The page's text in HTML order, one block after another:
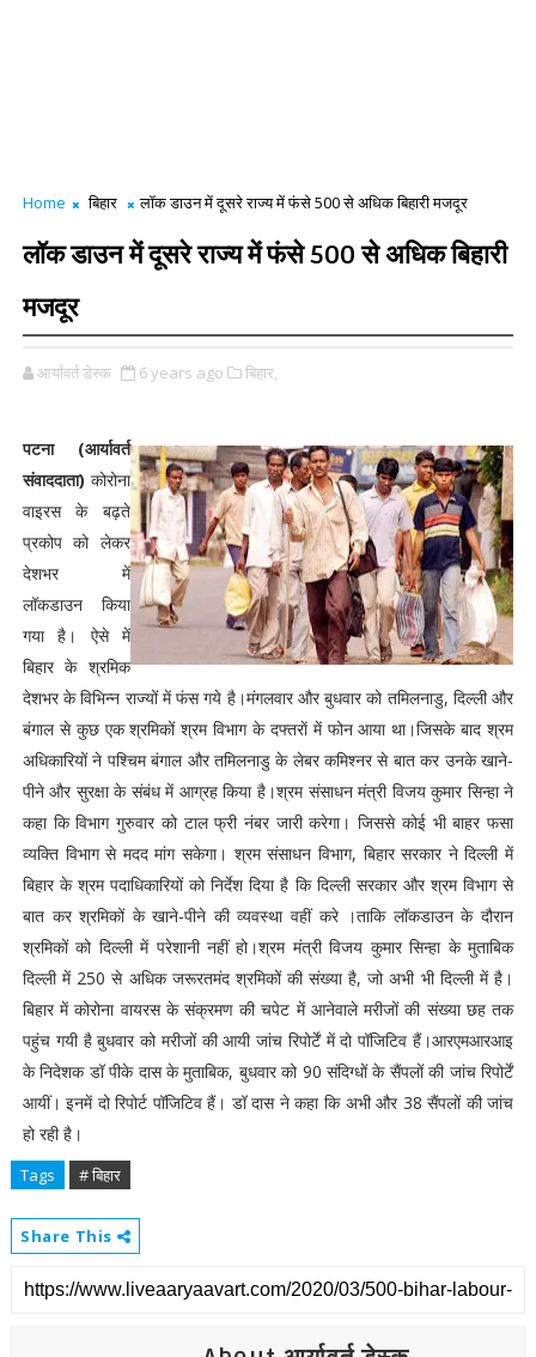
Home बिहार लॉक डाउन में दूसरे राज्य में फंसे 500 से अधिक बिहारी मजदूर
लॉक डाउन में दूसरे राज्य में फंसे 500 से अधिक बिहारी
मजदूर
आर्यावर्त डेस्क 6 years ago बिहार,
पटना (आर्यावर्त
संवाददाता) कोरोना
वाइरस के बढ़ते
प्रकोप को लेकर
देशभर में
लॉकडाउन किया
गया है। ऐसे में
बिहार के श्रमिक
देशभर के विभिन्न राज्यों में फंस गये है।मंगलवार और बुधवार को तमिलनाडु, दिल्ली और
बंगाल से कुछ एक श्रमिकों श्रम विभाग के दफ्तराें में फोन आया था।जिसके बाद श्रम
अधिकारियों ने पश्चिम बंगाल और तमिलनाडु के लेबर कमिश्नर से बात कर उनके खाने-
पीने और सुरक्षा के संबंध में आग्रह किया है।श्रम संसाधन मंत्री विजय कुमार सिन्हा ने
कहा कि विभाग गुरुवार को टाल फ्री नंबर जारी करेगा। जिससे कोई भी बाहर फसा
व्यक्ति विभाग से मदद मांग सकेगा। श्रम संसाधन विभाग, बिहार सरकार ने दिल्ली में
बिहार के श्रम पदाधिकारियों को निर्देश दिया है कि दिल्ली सरकार और श्रम विभाग से
बात कर श्रमिकों के खाने-पीने की व्यवस्था वहीं करे ।ताकि लॉकडाउन के दौरान
श्रमिकों को दिल्ली में परेशानी नहीं हो।श्रम मंत्री विजय कुमार सिन्हा के मुताबिक
दिल्ली में 250 से अधिक जरूरतमंद श्रमिकों की संख्या है, जो अभी भी दिल्ली में है।
बिहार में कोरोना वायरस के संक्रमण की चपेट में आनेवाले मरीजों की संख्या छह तक
पहुंच गयी है बुधवार को मरीजों की आयी जांच रिपोर्टें में दो पॉजिटिव हैं।आरएमआरआइ
के निदेशक डॉ पीके दास के मुताबिक, बुधवार को 90 संदिग्धों के सैंपलों की जांच रिपोर्टें
आयीं। इनमें दो रिपोर्ट पॉजिटिव हैं। डॉ दास ने कहा कि अभी और 38 सैंपलों की जांच
हो रही है।
Tags # बिहार
Share This